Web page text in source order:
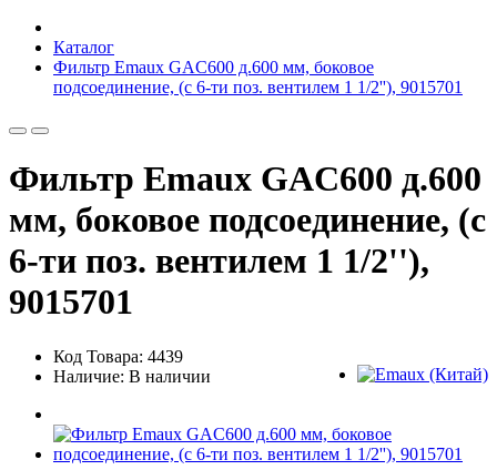
Каталог
Фильтр Emaux GAC600 д.600 мм, боковое
подсоединение, (с 6-ти поз. вентилем 1 1/2''), 9015701
Фильтр Emaux GAC600 д.600
мм, боковое подсоединение, (с
6-ти поз. вентилем 1 1/2''),
9015701
Код Товара: 4439
Наличие: В наличии